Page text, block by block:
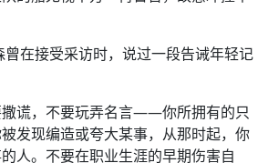
曾在接受采访时，说过一段告诫年轻记
谎，不要玩弄名言——你所拥有的只
发现编造或夸大某事，从那时起，你
人。不要在职业生涯的早期伤害自